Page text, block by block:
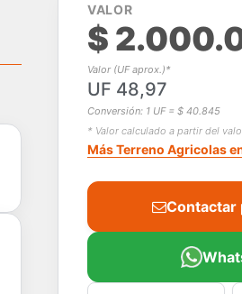
VALOR
$
Valor (UF aprox.)*
UF 48,97
Conversión: 1 UF = $ 40.845
* Valor calculado a partir del
Más Terreno Agricolas
Contactar